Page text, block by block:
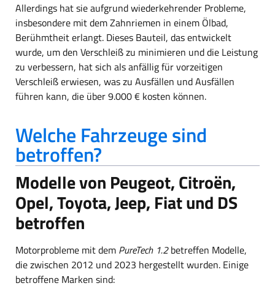
Allerdings hat sie aufgrund wiederkehrender Probleme,
insbesondere mit dem Zahnriemen in einem Ölbad,
Berühmtheit erlangt. Dieses Bauteil, das entwickelt
wurde, um den Verschleiß zu minimieren und die Leistung
zu verbessern, hat sich als anfällig für vorzeitigen
Verschleiß erwiesen, was zu Ausfällen und Ausfällen
führen kann, die über 9.000 € kosten können.
Welche Fahrzeuge sind
betroffen?
Modelle von Peugeot, Citroën,
Opel, Toyota, Jeep, Fiat und DS
betroffen
Motorprobleme mit dem PureTech 1.2betreffen Modelle,
die zwischen 2012 und 2023 hergestellt wurden. Einige
betroffene Marken sind: